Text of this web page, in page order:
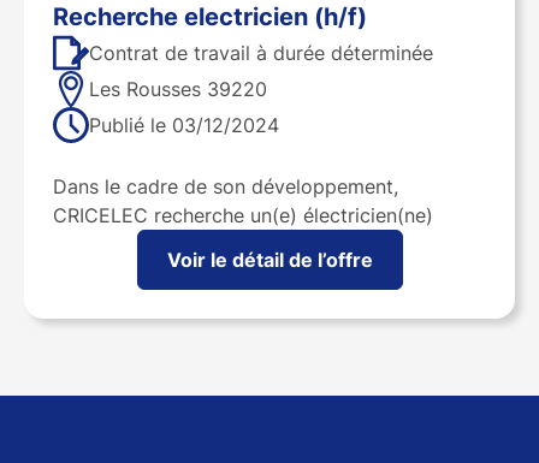
recherche electricien (h/f)
Contrat de travail à durée déterminée
Les Rousses 39220
Publié le 03/12/2024
Dans le cadre de son développement,
CRICELEC recherche un(e) électricien(ne)
Voir le détail de l’offre